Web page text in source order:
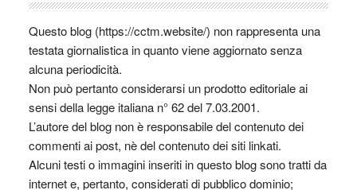
Questo blog (https://cctm.website/) non rappresenta una
testata giornalistica in quanto viene aggiornato senza
alcuna periodicità.
Non può pertanto considerarsi un prodotto editoriale ai
sensi della legge italiana n° 62 del 7.03.2001.
L’autore del blog non è responsabile del contenuto dei
commenti ai post, nè del contenuto dei siti linkati.
Alcuni testi o immagini inseriti in questo blog sono tratti da
internet e, pertanto, considerati di pubblico dominio;